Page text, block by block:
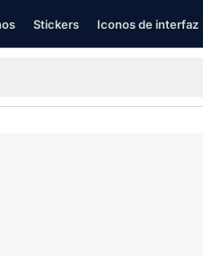
Stickers Iconos de interfaz